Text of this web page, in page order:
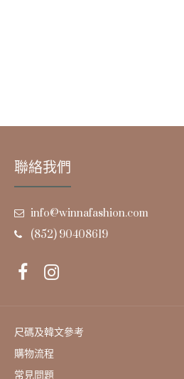
聯絡我們
info@winnafashion.com
(852) 90408619
尺碼及韓文參考
購物流程
常見問題